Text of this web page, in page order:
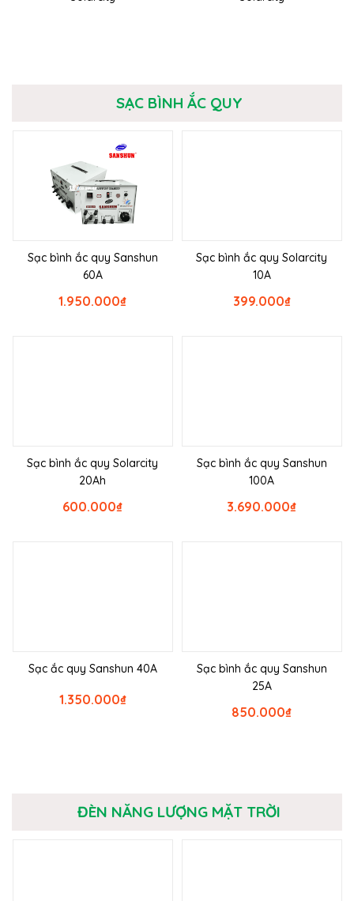
SẠC BÌNH ẮC QUY
Sạc bình ắc quy Sanshun
60A
₫
1.950.000
Sạc bình ắc quy Solarcity
10A
₫
399.000
Sạc bình ắc quy Solarcity
20Ah
₫
600.000
Sạc bình ắc quy Sanshun
100A
₫
3.690.000
Sạc ắc quy Sanshun 40A
₫
1.350.000
Sạc bình ắc quy Sanshun
25A
₫
850.000
ĐÈN NĂNG LƯỢNG MẶT TRỜI